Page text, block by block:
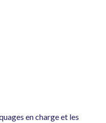
en charge et les